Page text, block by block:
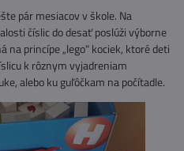
pár mesiacov v škole. Na
číslic do desať poslúži výborne
na princípe „lego" kociek, ktoré deti
k rôznym vyjadreniam
alebo ku guľôčkam na počítadle.